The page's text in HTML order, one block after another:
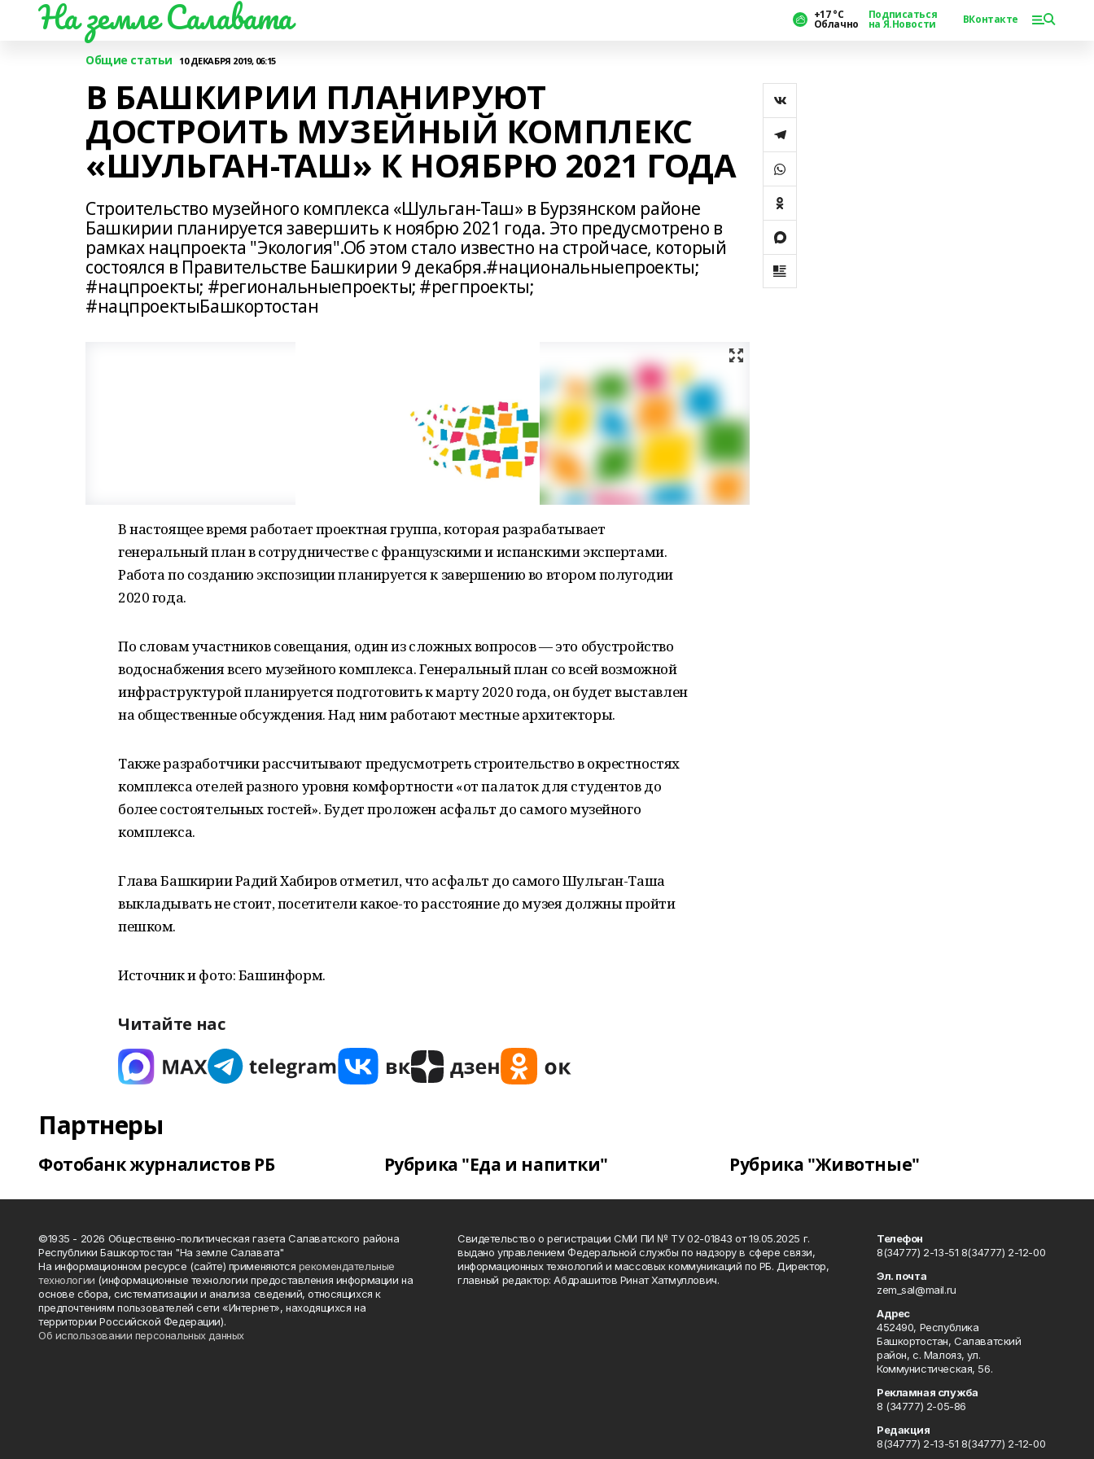
На земле Салавата +17 °С
Облачно
Подписаться
на Я.Новости ВКонтакте
Общие статьи 10 ДЕКАБРЯ 2019, 06:15
В БАШКИРИИ ПЛАНИРУЮТ
ДОСТРОИТЬ МУЗЕЙНЫЙ КОМПЛЕКС
«ШУЛЬГАН-ТАШ» К НОЯБРЮ 2021 ГОДА
Строительство музейного комплекса «Шульган-Таш» в Бурзянском районе
Башкирии планируется завершить к ноябрю 2021 года. Это предусмотрено в
рамках нацпроекта "Экология".Об этом стало известно на стройчасе, который
состоялся в Правительстве Башкирии 9 декабря.#национальныепроекты;
#нацпроекты; #региональныепроекты; #регпроекты;
#нацпроектыБашкортостан
В настоящее время работает проектная группа, которая разрабатывает
генеральный план в сотрудничестве с французскими и испанскими экспертами.
Работа по созданию экспозиции планируется к завершению во втором полугодии
2020 года.
По словам участников совещания, один из сложных вопросов — это обустройство
водоснабжения всего музейного комплекса. Генеральный план со всей возможной
инфраструктурой планируется подготовить к марту 2020 года, он будет выставлен
на общественные обсуждения. Над ним работают местные архитекторы.
Также разработчики рассчитывают предусмотреть строительство в окрестностях
комплекса отелей разного уровня комфортности «от палаток для студентов до
более состоятельных гостей». Будет проложен асфальт до самого музейного
комплекса.
Глава Башкирии Радий Хабиров отметил, что асфальт до самого Шульган-Таша
выкладывать не стоит, посетители какое-то расстояние до музея должны пройти
пешком.
Источник и фото: Башинформ.
Читайте нас
Партнеры
Фотобанк журналистов РБ Рубрика "Еда и напитки" Рубрика "Животные"
©1935 - 2026 Общественно-политическая газета Салаватского района
Республики Башкортостан "На земле Салавата"
На информационном ресурсе (сайте) применяются рекомендательные
технологии (информационные технологии предоставления информации на
основе сбора, систематизации и анализа сведений, относящихся к
предпочтениям пользователей сети «Интернет», находящихся на
территории Российской Федерации).
Об использовании персональных данных
Свидетельство о регистрации СМИ ПИ № ТУ 02-01843 от 19.05.2025 г.
выдано управлением Федеральной службы по надзору в сфере связи,
информационных технологий и массовых коммуникаций по РБ. Директор,
главный редактор: Абдрашитов Ринат Хатмуллович.
Телефон
8(34777) 2-13-51 8(34777) 2-12-00
Эл. почта
zem_sal@mail.ru
Адрес
452490, Республика
Башкортостан, Салаватский
район, с. Малояз, ул.
Коммунистическая, 56.
Рекламная служба
8 (34777) 2-05-86
Редакция
8(34777) 2-13-51 8(34777) 2-12-00